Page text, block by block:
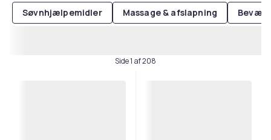
Søvnhjælpemidler Massage & afslapning
Side 1 af 208